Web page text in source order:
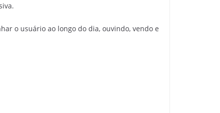
o usuário ao longo do dia, ouvindo, vendo e